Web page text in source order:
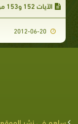
الآيات 152 و153 من سورة البقرة